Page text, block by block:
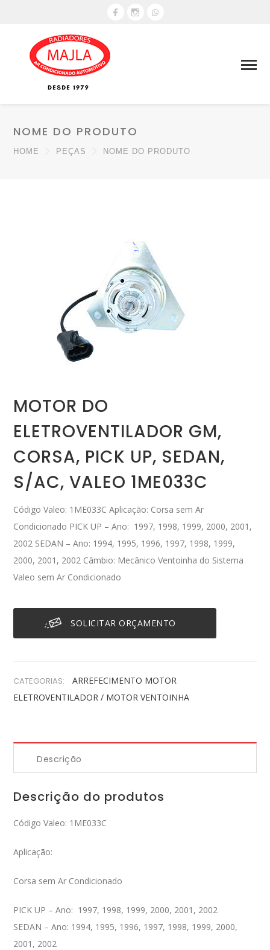
NOME DO PRODUTO
HOME PEÇAS NOME DO PRODUTO
MOTOR DO
ELETROVENTILADOR GM,
CORSA, PICK UP, SEDAN,
S/AC, VALEO 1ME033C
Código Valeo: 1ME033C Aplicação: Corsa sem Ar
Condicionado PICK UP – Ano: 1997, 1998, 1999, 2000, 2001,
2002 SEDAN – Ano: 1994, 1995, 1996, 1997, 1998, 1999,
2000, 2001, 2002 Câmbio: Mecânico Ventoinha do Sistema
Valeo sem Ar Condicionado
SOLICITAR ORÇAMENTO
CATEGORIAS: ARREFECIMENTO MOTOR
ELETROVENTILADOR / MOTOR VENTOINHA
Descrição
Descrição do produtos
Código Valeo: 1ME033C
Aplicação:
Corsa sem Ar Condicionado
PICK UP – Ano: 1997, 1998, 1999, 2000, 2001, 2002
SEDAN – Ano: 1994, 1995, 1996, 1997, 1998, 1999, 2000,
2001, 2002